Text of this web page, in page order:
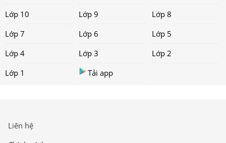
Lớp 10
Lớp 9
Lớp 8
Lớp 7
Lớp 6
Lớp 5
Lớp 4
Lớp 3
Lớp 2
Lớp 1
Tải app
Liên hệ